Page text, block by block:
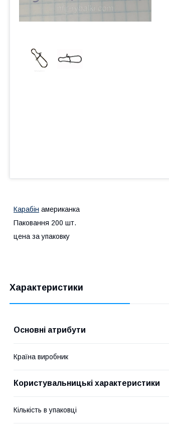
Карабін американка
Паковання 200 шт.
цена за упаковку
Характеристики
Основні атрибути
Країна виробник
Користувальницькі характеристики
Кількість в упаковці